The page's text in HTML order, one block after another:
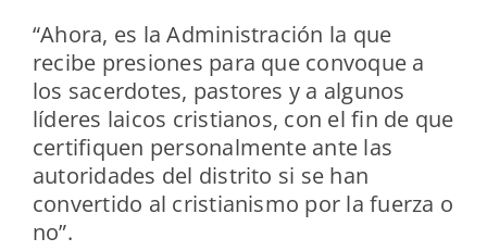
“Ahora, es la Administración la que
recibe presiones para que convoque a
los sacerdotes, pastores y a algunos
líderes laicos cristianos, con el fin de que
certifiquen personalmente ante las
autoridades del distrito si se han
convertido al cristianismo por la fuerza o
no”.